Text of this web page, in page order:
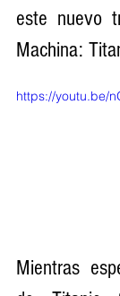
este nuevo
Machina:
https://youtu.be/
Mientras